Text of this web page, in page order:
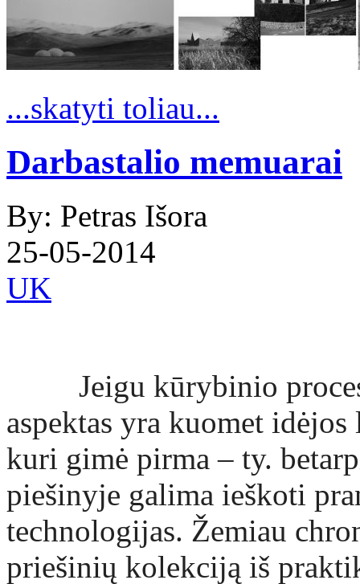
...skatyti toliau...
Darbastalio memuarai
By: Petras Išora
25-05-2014
UK
Jeigu kūrybinio
aspektas yra kuomet
kuri gimė pirma – ty.
piešinyje galima ieškoti
technologijas. Žemiau
priešinių kolekciją iš